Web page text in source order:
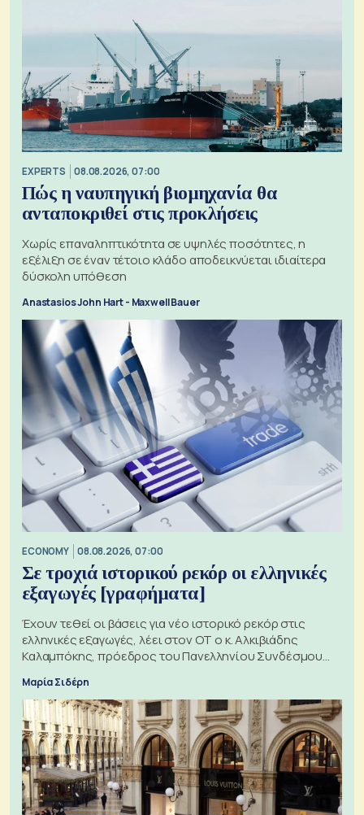
EXPERTS 08.08.2026, 07:00
Πώς η ναυπηγική βιομηχανία θα
ανταποκριθεί στις προκλήσεις
Χωρίς επαναληπτικότητα σε υψηλές ποσότητες, η
εξέλιξη σε έναν τέτοιο κλάδο αποδεικνύεται ιδιαίτερα
δύσκολη υπόθεση
Anastasios John Hart - Maxwell Bauer
ECONOMY 08.08.2026, 07:00
Σε τροχιά ιστορικού ρεκόρ οι ελληνικές
εξαγωγές [γραφήματα]
Έχουν τεθεί οι βάσεις για νέο ιστορικό ρεκόρ στις
ελληνικές εξαγωγές, λέει στον ΟΤ ο κ. Αλκιβιάδης
Καλαμπόκης, πρόεδρος του Πανελληνίου Συνδέσμου
Μαρία Σιδέρη